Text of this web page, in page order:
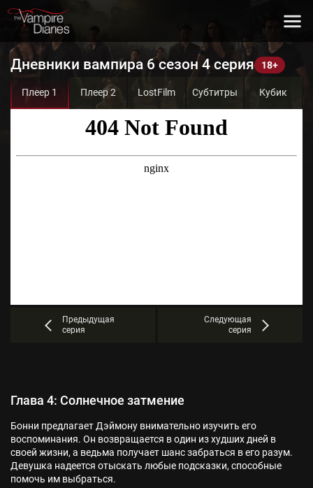
Дневники вампира 6 сезон 4 серия
Плеер 1 Плеер 2 LostFilm Субтитры Кубик
Предыдущая
серия
Следующая
серия
Глава 4: Солнечное затмение
Бонни предлагает Дэймону внимательно изучить его
воспоминания. Он возвращается в один из худших дней в
своей жизни, а ведьма получает шанс забраться в его разум.
Девушка надеется отыскать любые подсказки, способные
помочь им выбраться.